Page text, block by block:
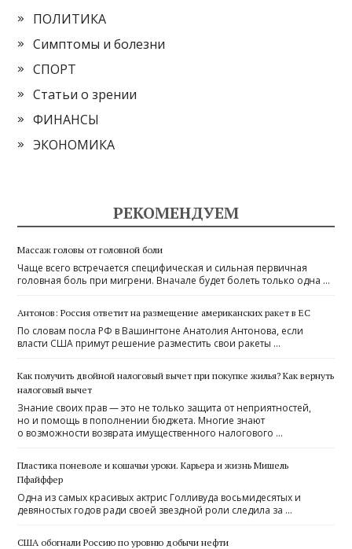
ПОЛИТИКА
Симптомы и болезни
СПОРТ
Статьи о зрении
ФИНАНСЫ
ЭКОНОМИКА
РЕКОМЕНДУЕМ
Массаж головы от головной боли
Чаще всего встречается специфическая и сильная первичная
головная боль при мигрени. Вначале будет болеть только одна …
Антонов: Россия ответит на размещение американских ракет в ЕС
По словам посла РФ в Вашингтоне Анатолия Антонова, если
власти США примут решение разместить свои ракеты …
Как получить двойной налоговый вычет при покупке жилья? Как вернуть
налоговый вычет
Знание своих прав — это не только защита от неприятностей,
но и помощь в пополнении бюджета. Многие знают
о возможности возврата имущественного налогового …
Пластика поневоле и кошачьи уроки. Карьера и жизнь Мишель
Пфайффер
Одна из самых красивых актрис Голливуда восьмидесятых и
девяностых годов ради своей звездной роли следила за …
США обогнали Россию по уровню добычи нефти